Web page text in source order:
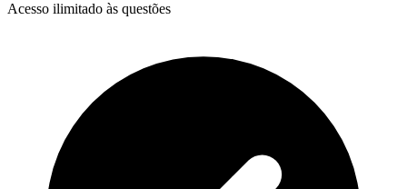
Acesso ilimitado às questões